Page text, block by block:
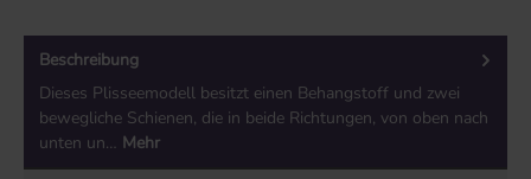
Beschreibung
Dieses Plisseemodell besitzt einen Behangstoff und zwei
bewegliche Schienen, die in beide Richtungen, von oben nach
unten un… Mehr